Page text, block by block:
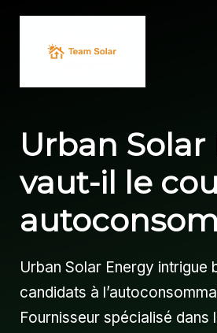
Aller
contenu
Urban
vaut-il le
Urban Solar Energy intrigue
candidats à
Fournisseur spécialisé dans